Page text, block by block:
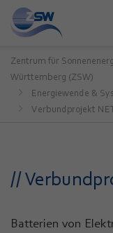
Zentrum für
Württemberg (ZSW)
Energiewende &
Verbundprojekt
//
Batterien von